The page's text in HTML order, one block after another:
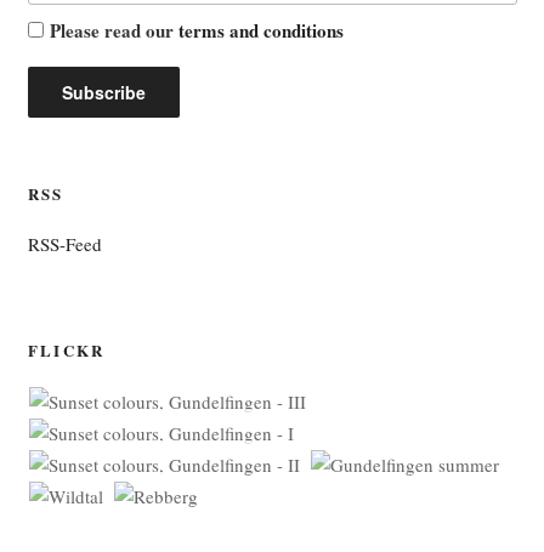
Please read ourterms and conditions
RSS
RSS-Feed
FLICKR